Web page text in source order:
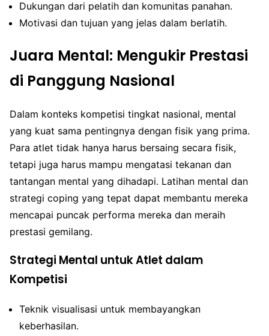
Dukungan dari pelatih dan komunitas panahan.
Motivasi dan tujuan yang jelas dalam berlatih.
Juara Mental: Mengukir Prestasi
di Panggung Nasional
Dalam konteks kompetisi tingkat nasional, mental
yang kuat sama pentingnya dengan fisik yang prima.
Para atlet tidak hanya harus bersaing secara fisik,
tetapi juga harus mampu mengatasi tekanan dan
tantangan mental yang dihadapi. Latihan mental dan
strategi coping yang tepat dapat membantu mereka
mencapai puncak performa mereka dan meraih
prestasi gemilang.
Strategi Mental untuk Atlet dalam
Kompetisi
Teknik visualisasi untuk membayangkan
keberhasilan.